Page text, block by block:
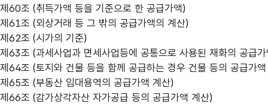
제60조 (취득가액 등을 기준으로 한 공급가액)
제61조 (외상거래 등 그 밖의 공급가액의 계산)
제62조 (시가의 기준)
제63조 (과세사업과 면세사업등에 공통으로 사용된 재화의 공급
제64조 (토지와 건물 등을 함께 공급하는 경우 건물 등의 공급가
제65조 (부동산 임대용역의 공급가액 계산)
제66조 (감가상각자산 자가공급 등의 공급가액 계산)